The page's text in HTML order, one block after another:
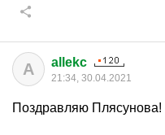
A allekc
21:34, 30.04.2021
Поздравляю Плясунова!